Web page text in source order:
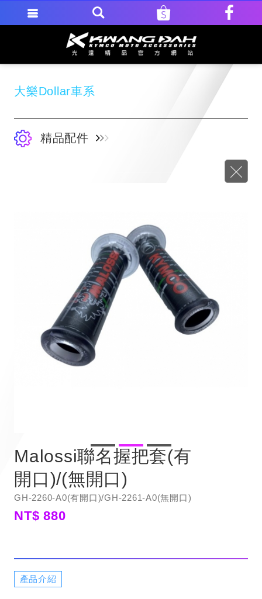
大樂Dollar車系
精品配件
Malossi聯名握把套(有
開口)/(無開口)
GH-2260-A0(有開口)/GH-2261-A0(無開口)
NT$ 880
產品介紹